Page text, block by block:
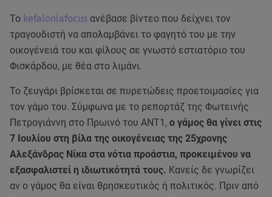
Το kefaloniafocus ανέβασε βίντεο που δείχνει τον
τραγουδιστή να απολαμβάνει το φαγητό του με την
οικογένειά του και φίλους σε γνωστό εστιατόριο του
Φισκάρδου, με θέα στο λιμάνι.
Το ζευγάρι βρίσκεται σε πυρετώδεις προετοιμασίες για
τον γάμο του. Σύμφωνα με το ρεπορτάζ της Φωτεινής
Πετρογιάννη στο Πρωινό του ΑΝΤ1, ο γάμος θα γίνει στις
7 Ιουλίου στη βίλα της οικογένειας της 25χρονης
Αλεξάνδρας Νίκα στα νότια προάστια, προκειμένου να
εξασφαλιστεί η ιδιωτικότητά τους. Κανείς δε γνωρίζει
αν ο γάμος θα είναι θρησκευτικός ή πολιτικός. Πριν από